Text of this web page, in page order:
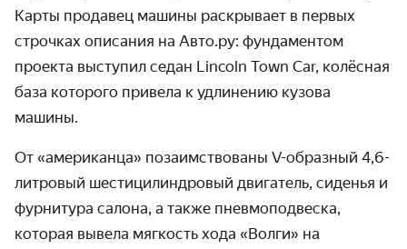
Карты продавец машины раскрывает в первых
строчках описания на Авто.ру: фундаментом
проекта выступил седан Lincoln Town Car, колёсная
база которого привела к удлинению кузова
машины.
От «американца» позаимствованы V-образный 4,6-
литровый шестицилиндровый двигатель, сиденья и
фурнитура салона, а также пневмоподвеска,
которая вывела мягкость хода «Волги» на